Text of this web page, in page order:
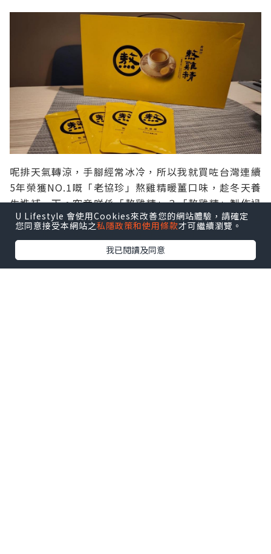
呢排天氣轉涼，手腳經常冰冷，所以我就買咗台灣連續
5年榮獲NO.1嘅「老協珍」熬雞精暖薑口味，趁冬天養
生進補一下。究竟咩係「熬雞精」？「熬雞精」製作過
程與熬雞湯相近，先將雞隻放進鍋爐中，經長時間高溫
熬煮萃煉，雞隻精華如大分子蛋白質及小分子胜肽、胺
基酸等營養提煉岀來。之後再經過濾去雜質及油脂隔離
嘅步驟，去多餘油脂、膽固醇及雜質。最後進行濃度檢
U Lifestyle 會使用Cookies來改善您的網站體驗，請確定
您同意接受本網站之私隱政策和使用條款才可繼續瀏覽。
我已閱讀及同意